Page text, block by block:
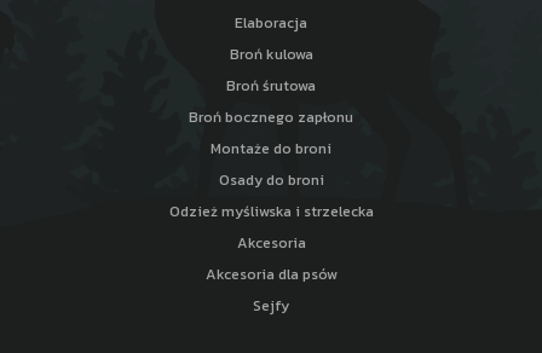
Elaboracja
Broń kulowa
Broń śrutowa
Broń bocznego zapłonu
Montaże do broni
Osady do broni
Odzież myśliwska i strzelecka
Akcesoria
Akcesoria dla psów
Sejfy